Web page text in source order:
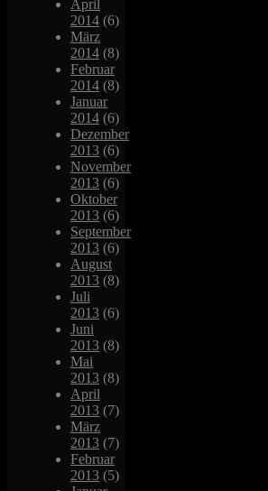
April
2014 (6)
März
2014 (8)
Februar
2014 (8)
Januar
2014 (6)
Dezember
2013 (6)
November
2013 (6)
Oktober
2013 (6)
September
2013 (6)
August
2013 (8)
Juli
2013 (6)
Juni
2013 (8)
Mai
2013 (8)
April
2013 (7)
März
2013 (7)
Februar
2013 (5)